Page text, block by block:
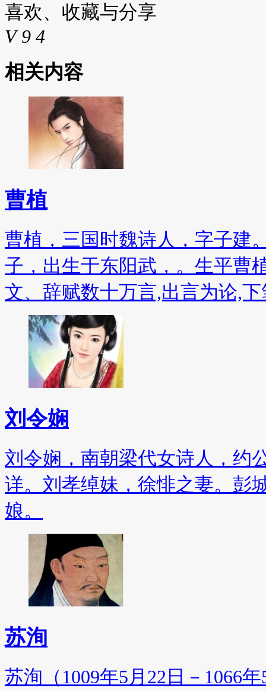
喜欢、收藏与分享
V 9 4
相关内容
曹植
曹植，三国时魏诗人，字子建
子，出生于东阳武，。生平曹
文、辞赋数十万言,出言为论,
刘令娴
刘令娴，南朝梁代女诗人，约
详。刘孝绰妹，徐悱之妻。彭
娘。
苏洵
苏洵（1009年5月22日－1066